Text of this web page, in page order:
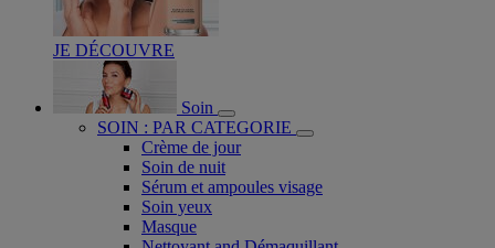
JE DÉCOUVRE
Soin
SOIN : PAR CATEGORIE
Crème de jour
Soin de nuit
Sérum et ampoules visage
Soin yeux
Masque